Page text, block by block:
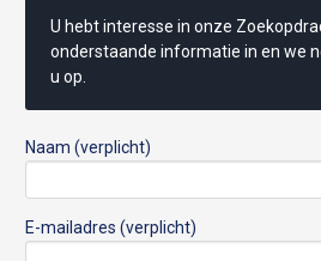
U hebt interesse in onze
onderstaande informatie in en we
u op.
Naam (verplicht)
E-mailadres (verplicht)